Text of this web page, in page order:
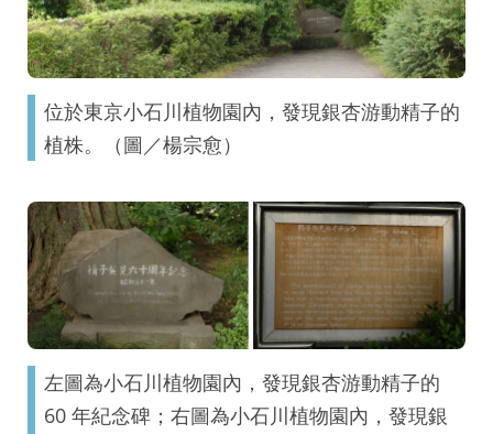
位於東京小石川植物園內，發現銀杏游動精子的
植株。（圖／楊宗愈）
左圖為小石川植物園內，發現銀杏游動精子的
60 年紀念碑；右圖為小石川植物園內，發現銀